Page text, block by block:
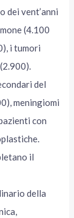
dei vent’anni
(4.100
i tumori
del
meningiomi
con
il
della